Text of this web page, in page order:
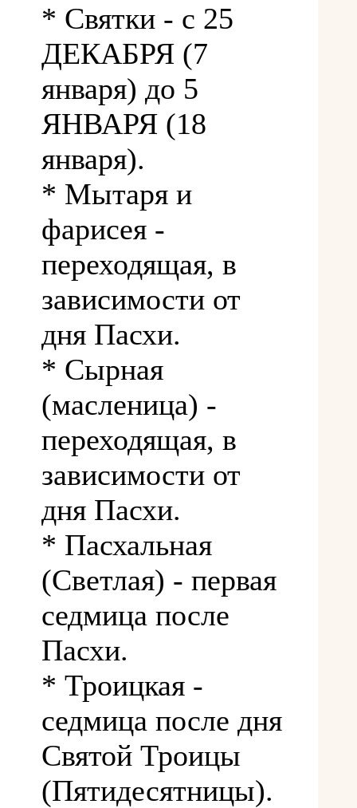
* Святки - с 25
ДЕКАБРЯ (7
января) до 5
ЯНВАРЯ (18
января).
* Мытаря и
фарисея -
переходящая, в
зависимости от
дня Пасхи.
* Сырная
(масленица) -
переходящая, в
зависимости от
дня Пасхи.
* Пасхальная
(Светлая) - первая
седмица после
Пасхи.
* Троицкая -
седмица после дня
Святой Троицы
(Пятидесятницы).